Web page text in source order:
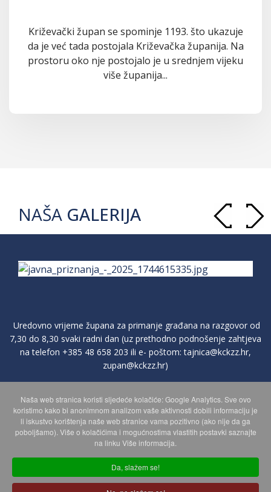
Križevački župan se spominje 1193. što ukazuje
da je već tada postojala Križevačka županija. Na
prostoru oko nje postojalo je u srednjem vijeku
više županija...
NAŠA GALERIJA
Uredovno vrijeme župana za primanje građana na razgovor od
7,30 do 8,30 svaki radni dan (uz prethodno podnošenje zahtjeva
na telefon +385 48 658 203 ili e- poštom:tajnica@kckzz.hr,
zupan@kckzz.hr)
POLITIKA ZAŠTITE PRIVATNOSTI OSOBNIH PODATAKA
MAPA WEBA
Copyright © 2026 Koprivničko - križevačka županija. Sva prava
Naša web stranica koristi sljedeće kolačiće: Google Analytics. Sve ovo
koristimo kako bi anonimnom analizom vaše aktivnosti dobili informaciju je
li iskustvo korištenja naše web stranice vama pozitivno (ako nije da ga
poboljšamo). Više o kolačićima i mogućnostima vlastitih postavki saznajte
na linku Više informacija.
Da, slažem se!